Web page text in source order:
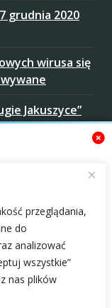
przeglądania,
do
analizować
wszystkie”
nas plików
grudnia 2020
wirusa się
Jakuszyce”